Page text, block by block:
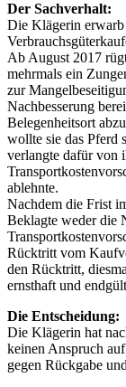
Der Sachverhalt:
Die Klägerin
Ab August 2017
mehrmals ein
zur
Nachbesserung
Belegenheitsort
wollte sie das Pferd
verlangte dafür von
ablehnte.
Nachdem die Frist
Beklagte weder die
Rücktritt vom
den Rücktritt,
ernsthaft und
Die Entscheidung:
Die Klägerin hat
keinen Anspruch
gegen Rückgabe